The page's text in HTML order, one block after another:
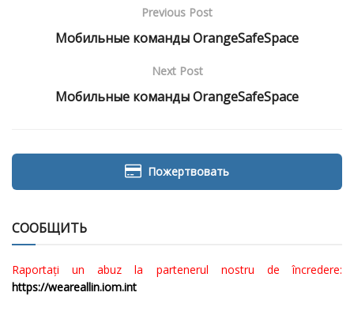
Previous Post
Мобильные команды OrangeSafeSpace
Next Post
Мобильные команды OrangeSafeSpace
Пожертвовать
СООБЩИТЬ
Raportați un abuz la partenerul nostru de încredere:
https://weareallin.iom.int